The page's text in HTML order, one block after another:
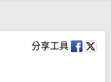
分享工具